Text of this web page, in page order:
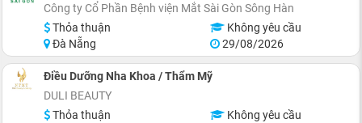
Công ty Cổ Phần Bệnh viện Mắt Sài Gòn Sông Hàn
Thỏa thuận
Không yêu cầu
Đà Nẵng
29/08/2026
Điều Dưỡng Nha Khoa / Thẩm Mỹ
DULI BEAUTY
Thỏa thuận
Không yêu cầu